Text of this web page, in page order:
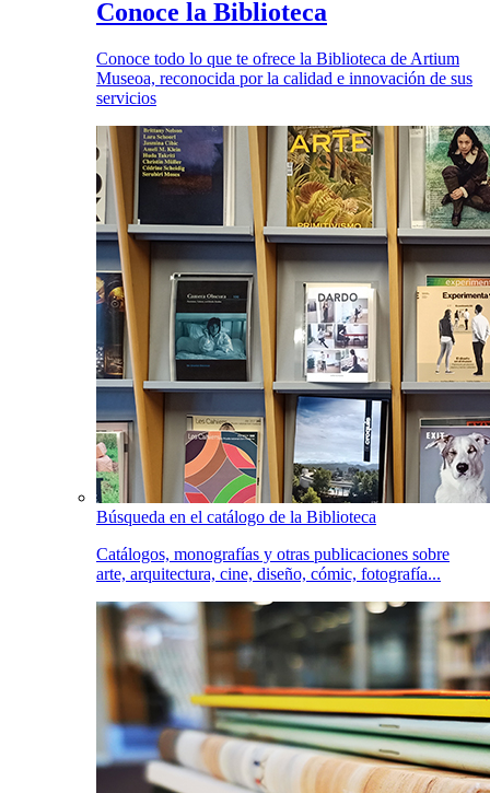
Conoce la Biblioteca
Conoce todo lo que te ofrece la Biblioteca de Artium
Museoa, reconocida por la calidad e innovación de sus
servicios
Búsqueda en el catálogo de la Biblioteca
Catálogos, monografías y otras publicaciones sobre
arte, arquitectura, cine, diseño, cómic, fotografía...